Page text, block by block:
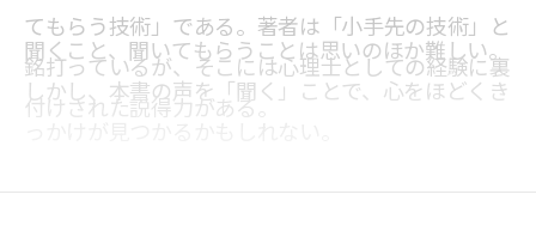
てもらう技術」である。著者は「小手先の技術」と
銘打っているが、そこには心理士としての経験に裏
付けされた説得力がある。
聞くこと、聞いてもらうことは思いのほか難しい。
しかし、本書の声を「聞く」ことで、心をほどくき